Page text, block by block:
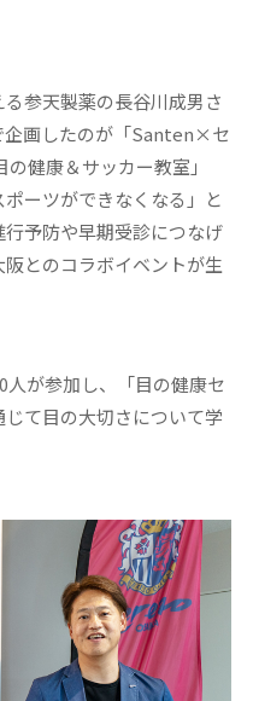
参天製薬の長谷川成男さ
企画したのが「Santen×セ
健康＆サッカー教室」
ーツができなくなる」と
予防や早期受診につなげ
とのコラボイベントが生
が参加し、「目の健康セ
て目の大切さについて学